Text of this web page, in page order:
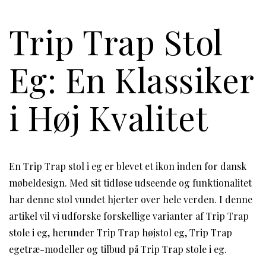
Trip Trap Stol
Eg: En Klassiker
i Høj Kvalitet
En Trip Trap stol i eg er blevet et ikon inden for dansk
møbeldesign. Med sit tidløse udseende og funktionalitet
har denne stol vundet hjerter over hele verden. I denne
artikel vil vi udforske forskellige varianter af Trip Trap
stole i eg, herunder Trip Trap højstol eg, Trip Trap
egetræ-modeller og tilbud på Trip Trap stole i eg.